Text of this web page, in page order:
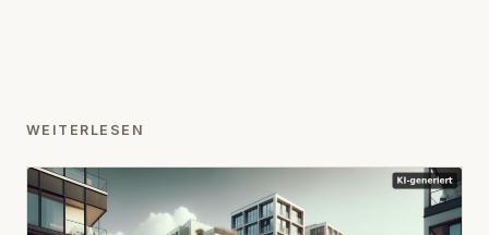
WEITERLESEN